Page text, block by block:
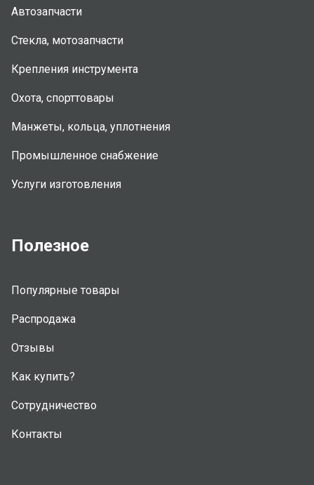
Автозапчасти
Стекла, мотозапчасти
Крепления инструмента
Охота, спорттовары
Манжеты, кольца, уплотнения
Промышленное снабжение
Услуги изготовления
Полезное
Популярные товары
Распродажа
Отзывы
Как купить?
Сотрудничество
Контакты